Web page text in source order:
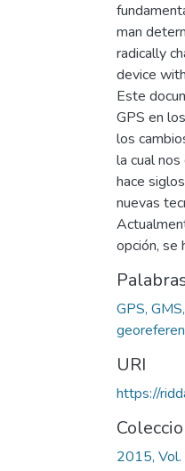
man
radically
device
Este
GPS en
los
la cual
hace
nuevas
opción, se
GPS,
URI
https://
2015, Vol.